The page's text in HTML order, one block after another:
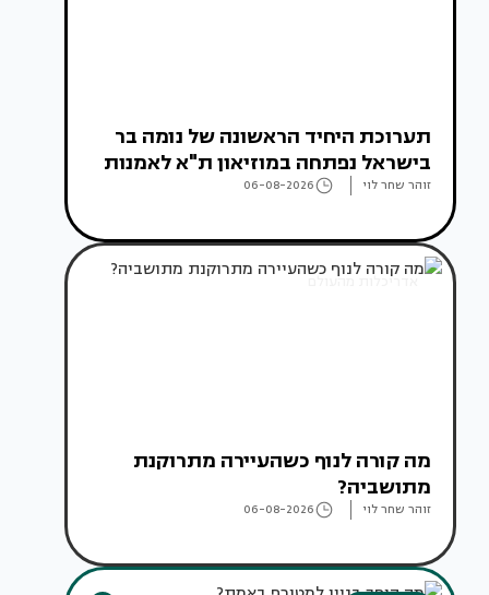
תערוכת היחיד הראשונה של נומה בר
בישראל נפתחה במוזיאון ת"א לאמנות
זוהר שחר לוי 06-08-2026
אדריכלות מהעולם
מה קורה לנוף כשהעיירה מתרוקנת
מתושביה?
זוהר שחר לוי 06-08-2026